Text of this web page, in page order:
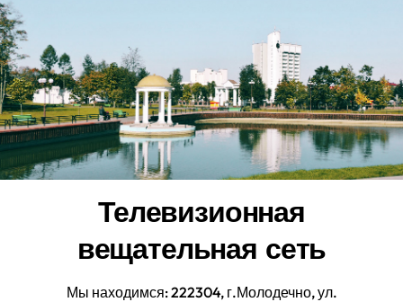
Перейти
к
содержанию
Телевизионная
вещательная сеть
Мы находимся: 222304, г.Молодечно, ул.